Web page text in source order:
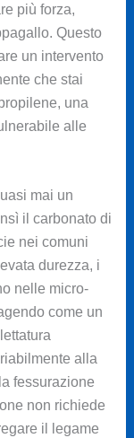
più forza,
Questo
un intervento
che stai
una
alle
mai un
il carbonato di
nei comuni
durezza, i
nelle micro-
come un
alla
fessurazione
non richiede
il legame